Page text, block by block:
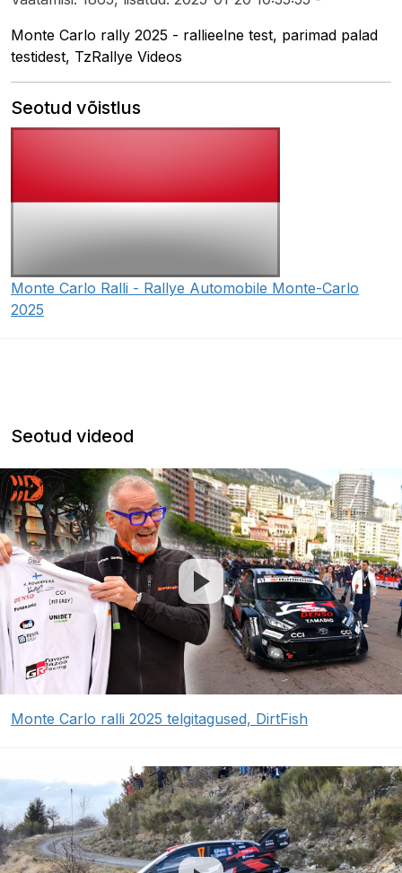
Monte Carlo rally 2025 - rallieelne test, parimad palad
testidest, TzRallye Videos
Seotud võistlus
Monte Carlo Ralli - Rallye Automobile Monte-Carlo
2025
Seotud videod
Monte Carlo ralli 2025 telgitagused, DirtFish